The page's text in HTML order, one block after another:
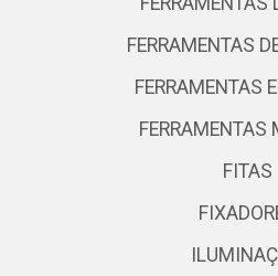
FERRAMENTAS
FERRAMENTAS
FERRAMENTAS
FITAS